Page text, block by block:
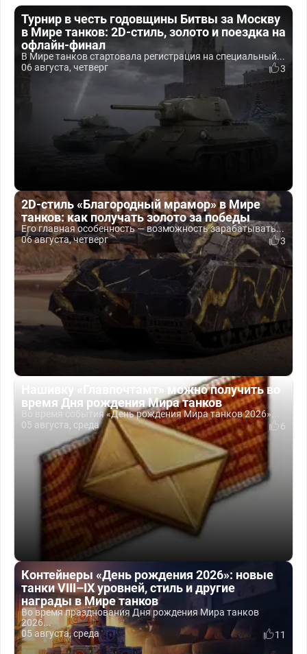
Турнир в честь годовщины Битвы за Москву
в Мире танков: 2D-стиль, золото и поездка на
офлайн-финал
В Мире танков стартовала регистрация на специальный...
06 августа, четверг
3
2D-стиль «Благородный мрамор» в Мире
танков: как получать золото за победы
Его главная особенность — возможность зарабатывать...
06 августа, четверг
3
Нашивку «Главпочтамт» можно получить во
время Дня рождения Мира танков
Во время события «День рождения Мира танков 2026»...
05 августа, среда
6
Контейнеры «День рождения 2026»: новые
танки VIII–IX уровней, стиль и другие
награды в Мире танков
Во время празднования Дня рождения Мира танков
2026...
05 августа, среда
11